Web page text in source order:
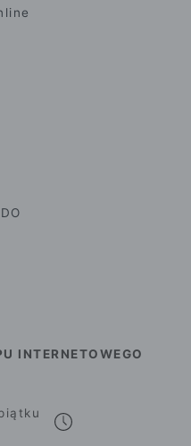
INTERNETOWEGO